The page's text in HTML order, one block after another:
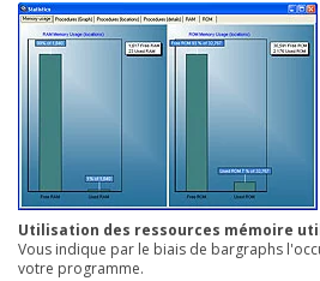
Utilisation des ressources mémoire
Vous indique par le biais de bargraphs
votre programme.